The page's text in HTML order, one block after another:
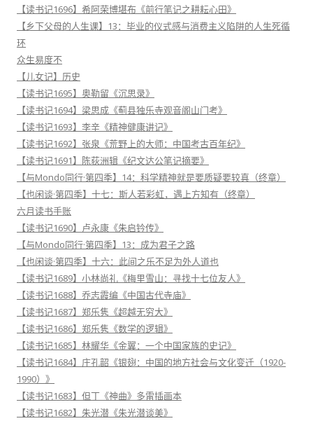
【读书记1696】希阿荣博堪布《前行笔记之耕耘心田》
【乡下父母的人生课】13：毕业的仪式感与消费主义陷阱的人生死循
环
众生易度不
【儿女记】历史
【读书记1695】奥勒留《沉思录》
【读书记1694】梁思成《蓟县独乐寺观音阁山门考》
【读书记1693】李辛《精神健康讲记》
【读书记1692】张泉《荒野上的大师：中国考古百年纪》
【读书记1691】陈荻洲辑《纪文达公笔记摘要》
【与Mondo同行·第四季】14：科学精神就是要质疑要较真（终章）
【也闲谈·第四季】十七：斯人若彩虹，遇上方知有（终章）
六月读书手账
【读书记1690】卢永康《朱启钤传》
【与Mondo同行·第四季】13：成为君子之路
【也闲谈·第四季】十六：此间之乐不足为外人道也
【读书记1689】小林尚礼《梅里雪山：寻找十七位友人》
【读书记1688】乔志霞编《中国古代寺庙》
【读书记1687】郑乐隽《超越无穷大》
【读书记1686】郑乐隽《数学的逻辑》
【读书记1685】林耀华《金翼：一个中国家族的史记》
【读书记1684】庄孔韶《银翅：中国的地方社会与文化变迁（1920-
1990）》
【读书记1683】但丁《神曲》多雷插画本
【读书记1682】朱光潜《朱光潜谈美》